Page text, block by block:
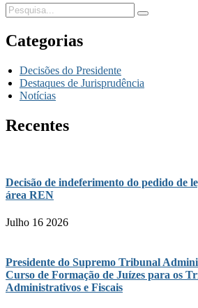
Categorias
Decisões do Presidente
Destaques de Jurisprudência
Notícias
Recentes
Decisão de indeferimento do pedido de
área REN
Julho 16 2026
Presidente do Supremo Tribunal
Curso de Formação de Juízes para os
Administrativos e Fiscais